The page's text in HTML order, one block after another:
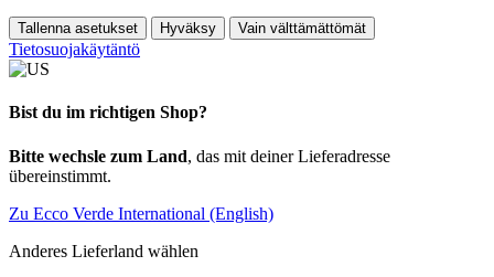
Tallenna asetukset Hyväksy Vain välttämättömät
Tietosuojakäytäntö
Bist du im richtigen Shop?
Bitte wechsle zum Land, das mit deiner Lieferadresse
übereinstimmt.
Zu Ecco Verde International (English)
Anderes Lieferland wählen